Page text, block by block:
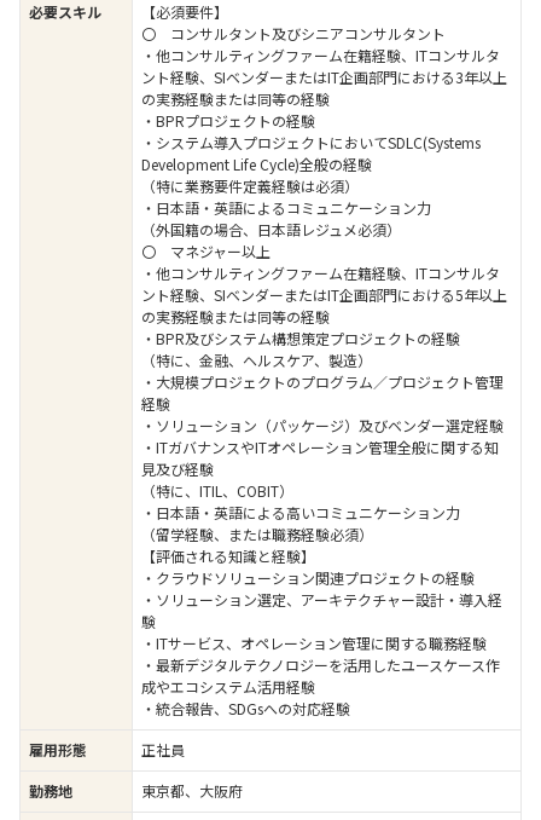
必要スキル
【必須要件】
〇 コンサルタント及びシニアコンサルタント
・他コンサルティングファーム在籍経験、ITコンサルタ
ント経験、SIベンダーまたはIT企画部門における3年以上
の実務経験または同等の経験
・BPRプロジェクトの経験
・システム導入プロジェクトにおいてSDLC(Systems
Development Life Cycle)全般の経験
（特に業務要件定義経験は必須）
・日本語・英語によるコミュニケーション力
（外国籍の場合、日本語レジュメ必須）
〇 マネジャー以上
・他コンサルティングファーム在籍経験、ITコンサルタ
ント経験、SIベンダーまたはIT企画部門における5年以上
の実務経験または同等の経験
・BPR及びシステム構想策定プロジェクトの経験
（特に、金融、ヘルスケア、製造）
・大規模プロジェクトのプログラム／プロジェクト管理
経験
・ソリューション（パッケージ）及びベンダー選定経験
・ITガバナンスやITオペレーション管理全般に関する知
見及び経験
（特に、ITIL、COBIT）
・日本語・英語による高いコミュニケーション力
（留学経験、または職務経験必須）
【評価される知識と経験】
・クラウドソリューション関連プロジェクトの経験
・ソリューション選定、アーキテクチャー設計・導入経
験
・ITサービス、オペレーション管理に関する職務経験
・最新デジタルテクノロジーを活用したユースケース作
成やエコシステム活用経験
・統合報告、SDGsへの対応経験
雇用形態
正社員
勤務地
東京都、大阪府